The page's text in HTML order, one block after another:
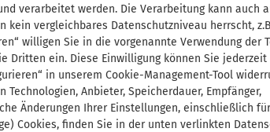
einlösen
verarbeitet werden. Die Verarbeitung kann auch
kein vergleichbares Datenschutzniveau herrscht,
willigen Sie in die vorgenannte Verwendung der
Dritten ein. Diese Einwilligung können Sie
in unserem Cookie-Management-Tool
Anbieter, Speicherdauer, Empfänger,
Änderungen Ihrer Einstellungen, einschließlich
Cookies, finden Sie in der unten verlinkten